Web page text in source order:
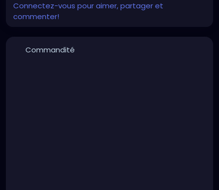
https://www.usnews.com/news/technology/articles
/2024-01-29/pentagon-plans-ai-based-program-
Connectez-vous pour aimer, partager et
commenter!
Commandité